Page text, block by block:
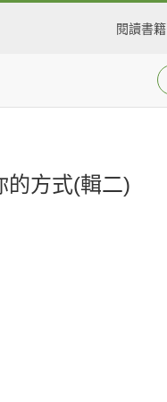
閱讀書籍
的方式(輯二)